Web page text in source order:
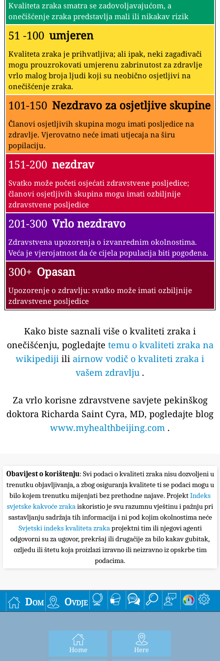
Kvaliteta zraka smatra se zadovoljavajućom, a
onečišćenje zraka predstavlja mali ili nikakav rizik
51 -100 umjeren
Kvaliteta zraka je prihvatljiva; ali ipak, neki zagađivači
mogu prouzrokovati umjerenu zabrinutost za zdravlje
vrlo malog broja ljudi koji su neobično osjetljivi na
onečišćenje zraka.
101-150 Nezdravo za osjetljive skupine
Članovi osjetljivih skupina mogu imati posljedice na
zdravlje. Vjerovatno neće imati utjecaja na širu
popilaciju.
151-200 nezdrav
Svatko može početi osjećati zdravstvene posljedice;
članovi osjetljivih skupina mogu imati ozbiljnije
zdravstvene posljedice
201-300 Vrlo nezdravo
Zdravstvena upozorenja o izvanrednim okolnostima.
Veća je vjerojatnost da će cijela populacija biti pogođena.
300+ Opasan
Upozorenje o zdravlju: svatko može imati ozbiljnije
zdravstvene posljedice
Kako biste saznali više o kvaliteti zraka i
onečišćenju, pogledajte temu o kvaliteti zraka na
wikipediji ili airnow vodič o kvaliteti zraka i
vašem zdravlju .
Za vrlo korisne zdravstvene savjete pekinškog
doktora Richarda Saint Cyra, MD, pogledajte blog
www.myhealthbeijing.com .
Obavijest o korištenju: Svi podaci o kvaliteti zraka nisu dozvoljeni u
trenutku objavljivanja, a zbog osiguranja kvalitete ti se podaci mogu u
bilo kojem trenutku mijenjati bez prethodne najave. ProjektIndeks
svjetske kakvoće zrakaiskoristio je svu razumnu vještinu i pažnju pri
sastavljanju sadržaja tih informacija i ni pod kojim okolnostima neće
Svjetski indeks kvaliteta zrakaprojektni tim ili njegovi agenti
odgovorni su za ugovor, prekršaj ili drugačije za bilo kakav gubitak,
ozljedu ili štetu koja proizlazi izravno ili neizravno iz opskrbe tim
podacima.
Dom Ovdje
Home Here